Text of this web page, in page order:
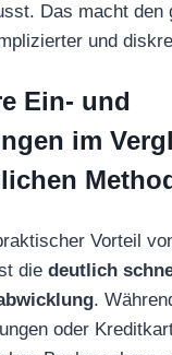
Das macht den
und
Ein- und
im
Vorteil
die deutlich
.
oder